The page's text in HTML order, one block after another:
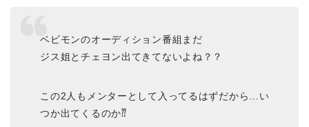
ベビモンのオーディション番組まだ
ジス姐とチェヨン出てきてないよね？？
この2人もメンターとして入ってるはずだから…い
つか出てくるのか⁇